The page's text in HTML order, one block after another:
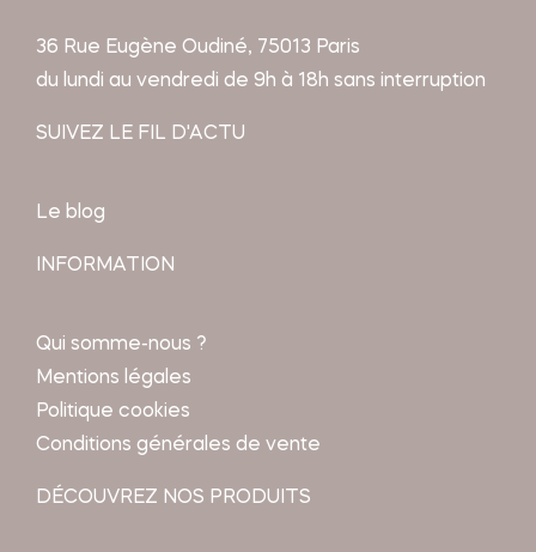
36 Rue Eugène Oudiné, 75013 Paris
du lundi au vendredi de 9h à 18h sans interruption
SUIVEZ LE FIL D'ACTU
Le blog
INFORMATION
Qui somme-nous ?
Mentions légales
Politique cookies
Conditions générales de vente
DÉCOUVREZ NOS PRODUITS